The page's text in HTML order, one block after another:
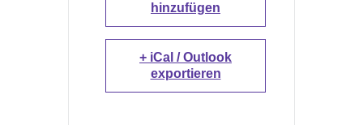
hinzufügen
+ iCal / Outlook
exportieren